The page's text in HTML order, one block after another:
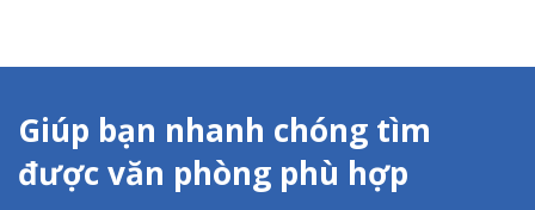
Giúp bạn nhanh chóng tìm
được văn phòng phù hợp